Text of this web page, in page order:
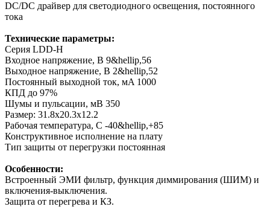
DC/DC драйвер для светодиодного освещения, постоянного
тока
Технические параметры:
Серия LDD-H
Входное напряжение, В 9&hellip,56
Выходное напряжение, В 2&hellip,52
Постоянный выходной ток, мA 1000
КПД до 97%
Шумы и пульсации, мВ 350
Размер: 31.8х20.3х12.2
Рабочая температура, С -40&hellip,+85
Конструктивное исполнение на плату
Тип защиты от перегрузки постоянная
Особенности:
Встроенный ЭМИ фильтр, функция диммирования (ШИМ) и
включения-выключения.
Защита от перегрева и КЗ.